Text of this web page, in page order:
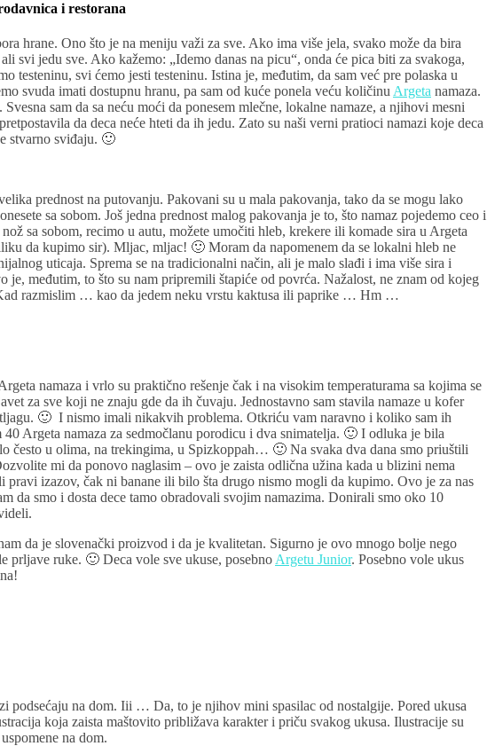
i restorana
hrane. Ono što je na meniju važi za sve. Ako ima više jela, svako može da bira
svi jedu sve. Ako kažemo: „Idemo danas na picu“, onda će pica biti za svakoga,
testeninu, svi ćemo jesti testeninu. Istina je, međutim, da sam već pre polaska u
svuda imati dostupnu hranu, pa sam od kuće ponela veću količinuArgeta namaza.
sam da sa neću moći da ponesem mlečne, lokalne namaze, a njihovi mesni
da deca neće hteti da ih jedu. Zato su naši verni pratioci namazi koje deca
stvarno sviđaju. 🙂
prednost na putovanju. Pakovani su u mala pakovanja, tako da se mogu lako
sa sobom. Još jedna prednost malog pakovanja je to, što namaz pojedemo ceo i
sa sobom, recimo u autu, možete umočiti hleb, krekere ili komade sira u Argeta
da kupimo sir). Mljac, mljac! 🙂 Moram da napomenem da se lokalni hleb ne
uticaja. Sprema se na tradicionalni način, ali je malo slađi i ima više sira i
je, međutim, to što su nam pripremili štapiće od povrća. Nažalost, ne znam od kojeg
razmislim … kao da jedem neku vrstu kaktusa ili paprike … Hm …
namaza i vrlo su praktično rešenje čak i na visokim temperaturama sa kojima se
za sve koji ne znaju gde da ih čuvaju. Jednostavno sam stavila namaze u kofer
🙂 I nismo imali nikakvih problema. Otkriću vam naravno i koliko sam ih
Argeta namaza za sedmočlanu porodicu i dva snimatelja. 🙂 I odluka je bila
često u olima, na trekingima, u Spizkoppah… 🙂 Na svaka dva dana smo priuštili
mi da ponovo naglasim – ovo je zaista odlična užina kada u blizini nema
izazov, čak ni banane ili bilo šta drugo nismo mogli da kupimo. Ovo je za nas
da smo i dosta dece tamo obradovali svojim namazima. Donirali smo oko 10
da je slovenački proizvod i da je kvalitetan. Sigurno je ovo mnogo bolje nego
prljave ruke. 🙂 Deca vole sve ukuse, posebnoArgetu Junior. Posebno vole ukus
podsećaju na dom. Iii … Da, to je njihov mini spasilac od nostalgije. Pored ukusa
koja zaista maštovito približava karakter i priču svakog ukusa. Ilustracije su
na dom.